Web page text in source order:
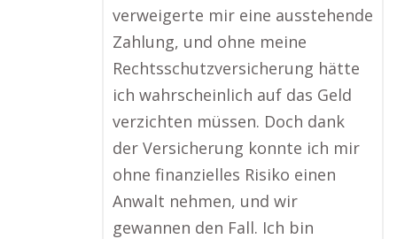
verweigerte mir eine ausstehende
Zahlung, und ohne meine
Rechtsschutzversicherung hätte
ich wahrscheinlich auf das Geld
verzichten müssen. Doch dank
der Versicherung konnte ich mir
ohne finanzielles Risiko einen
Anwalt nehmen, und wir
gewannen den Fall. Ich bin